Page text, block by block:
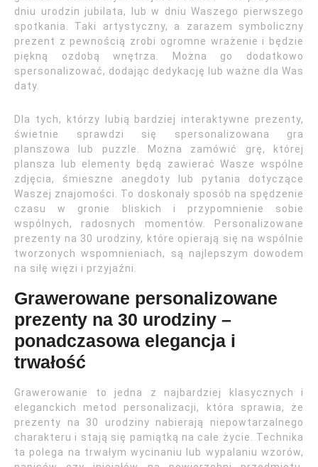
dniu urodzin jubilata, lub w dniu Waszego pierwszego
spotkania. Taki artystyczny, a zarazem symboliczny
prezent z pewnością zrobi ogromne wrażenie i będzie
piękną ozdobą wnętrza. Można go dodatkowo
spersonalizować, dodając dedykację lub ważne dla Was
daty.
Dla tych, którzy lubią bardziej interaktywne prezenty,
świetnie sprawdzi się spersonalizowana gra
planszowa lub puzzle. Można zamówić grę, której
plansza lub elementy będą zawierać Wasze wspólne
zdjęcia, śmieszne anegdoty lub pytania dotyczące
Waszej znajomości. To doskonały sposób na spędzenie
czasu w gronie bliskich i przypomnienie sobie
wspólnych, radosnych momentów. Personalizowane
prezenty na 30 urodziny, które opierają się na wspólnie
tworzonych wspomnieniach, są najlepszym dowodem
na siłę więzi i przyjaźni.
Grawerowane personalizowane
prezenty na 30 urodziny –
ponadczasowa elegancja i
trwałość
Grawerowanie to jedna z najbardziej klasycznych i
eleganckich metod personalizacji, która sprawia, że
prezenty na 30 urodziny nabierają niepowtarzalnego
charakteru i stają się pamiątką na całe życie. Technika
ta polega na trwałym wycinaniu lub wypalaniu wzorów,